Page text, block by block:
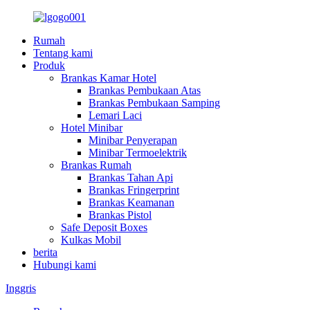
Rumah
Tentang kami
Produk
Brankas Kamar Hotel
Brankas Pembukaan Atas
Brankas Pembukaan Samping
Lemari Laci
Hotel Minibar
Minibar Penyerapan
Minibar Termoelektrik
Brankas Rumah
Brankas Tahan Api
Brankas Fringerprint
Brankas Keamanan
Brankas Pistol
Safe Deposit Boxes
Kulkas Mobil
berita
Hubungi kami
Inggris